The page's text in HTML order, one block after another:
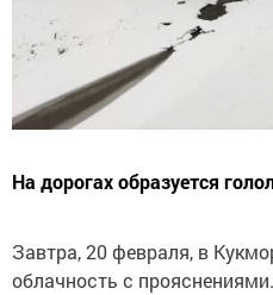
На дорогах образуется
Завтра, 20 февраля, в
облачность с